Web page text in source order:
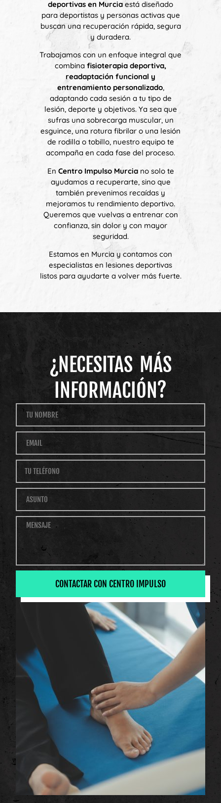
deportivas en Murcia está diseñado
para deportistas y personas activas que
buscan una recuperación rápida, segura
y duradera.
Trabajamos con un enfoque integral que
combina fisioterapia deportiva,
readaptación funcional y
entrenamiento personalizado,
adaptando cada sesión a tu tipo de
lesión, deporte y objetivos. Ya sea que
sufras una sobrecarga muscular, un
esguince, una rotura fibrilar o una lesión
de rodilla o tobillo, nuestro equipo te
acompaña en cada fase del proceso.
En Centro Impulso Murciano solo te
ayudamos a recuperarte, sino que
también prevenimos recaídas y
mejoramos tu rendimiento deportivo.
Queremos que vuelvas a entrenar con
confianza, sin dolor y con mayor
seguridad.
Estamos en Murcia y contamos con
especialistas en lesiones deportivas
listos para ayudarte a volver más fuerte.
¿NECESITAS MÁS
INFORMACIÓN?
CONTACTAR CON CENTRO IMPULSO